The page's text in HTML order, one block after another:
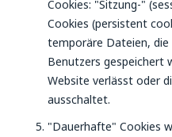
Cookies: "Sitzung-"
Cookies (persistent
temporäre Dateien, die
Benutzers gespeichert
Website verlässt oder
ausschaltet.
"Dauerhafte" Cookies